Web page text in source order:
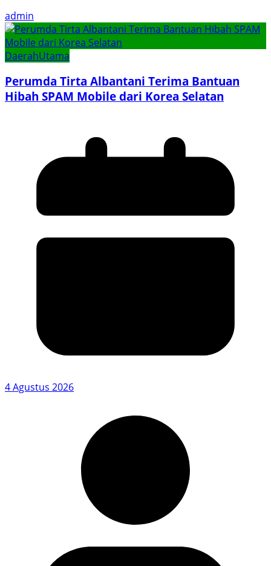
admin
DaerahUtama
Perumda Tirta Albantani Terima Bantuan
Hibah SPAM Mobile dari Korea Selatan
4 Agustus 2026